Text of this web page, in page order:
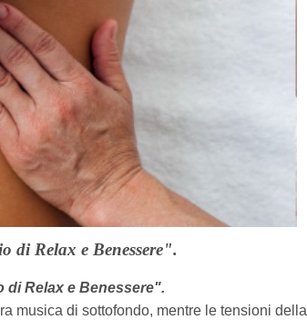
di Relax e Benessere".
di Relax e Benessere".
musica di sottofondo, mentre le tensioni della